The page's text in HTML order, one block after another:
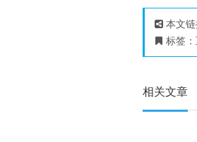
本文链
标签：
相关文章